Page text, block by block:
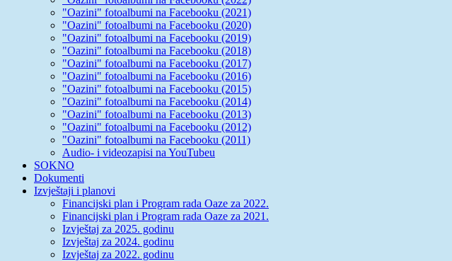
"Oazini" fotoalbumi na Facebooku (2021)
"Oazini" fotoalbumi na Facebooku (2020)
"Oazini" fotoalbumi na Facebooku (2019)
"Oazini" fotoalbumi na Facebooku (2018)
"Oazini" fotoalbumi na Facebooku (2017)
"Oazini" fotoalbumi na Facebooku (2016)
"Oazini" fotoalbumi na Facebooku (2015)
"Oazini" fotoalbumi na Facebooku (2014)
"Oazini" fotoalbumi na Facebooku (2013)
"Oazini" fotoalbumi na Facebooku (2012)
"Oazini" fotoalbumi na Facebooku (2011)
Audio- i videozapisi na YouTubeu
SOKNO
Dokumenti
Izvještaji i planovi
Financijski plan i Program rada Oaze za 2022.
Financijski plan i Program rada Oaze za 2021.
Izvještaj za 2025. godinu
Izvještaj za 2024. godinu
Izvještaj za 2022. godinu